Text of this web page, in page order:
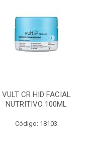
VULT CR HID FACIAL
NUTRITIVO 100ML
Código: 18103